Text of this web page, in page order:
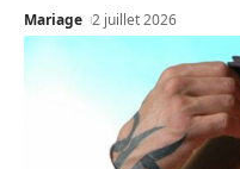
Mariage 2 juillet 2026